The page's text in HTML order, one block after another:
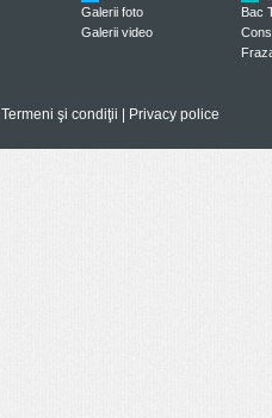
Galerii foto
Galerii video
Bac
Termeni şi condiţii Privacy police